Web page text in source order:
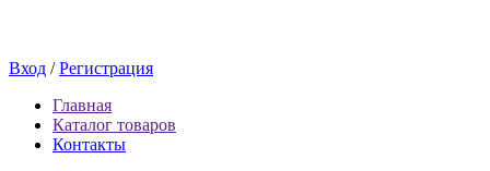
Вход /Регистрация
Главная
Каталог товаров
Контакты